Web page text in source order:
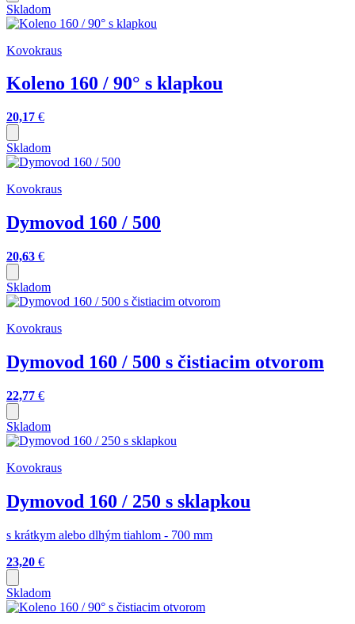
Skladom
Kovokraus
Koleno 160 / 90° s klapkou
20,17 €
Skladom
Kovokraus
Dymovod 160 / 500
20,63 €
Skladom
Kovokraus
Dymovod 160 / 500 s čistiacim otvorom
22,77 €
Skladom
Kovokraus
Dymovod 160 / 250 s sklapkou
s krátkym alebo dlhým tiahlom - 700 mm
23,20 €
Skladom